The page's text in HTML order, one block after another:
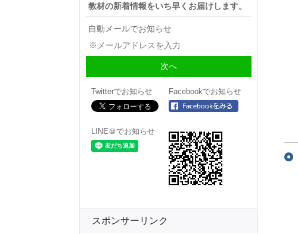
教材の新着情報をいち早くお届けします。
自動メールでお知らせ
Twitterでお知らせ Facebookでお知らせ
LINE＠でお知らせ
スポンサーリンク